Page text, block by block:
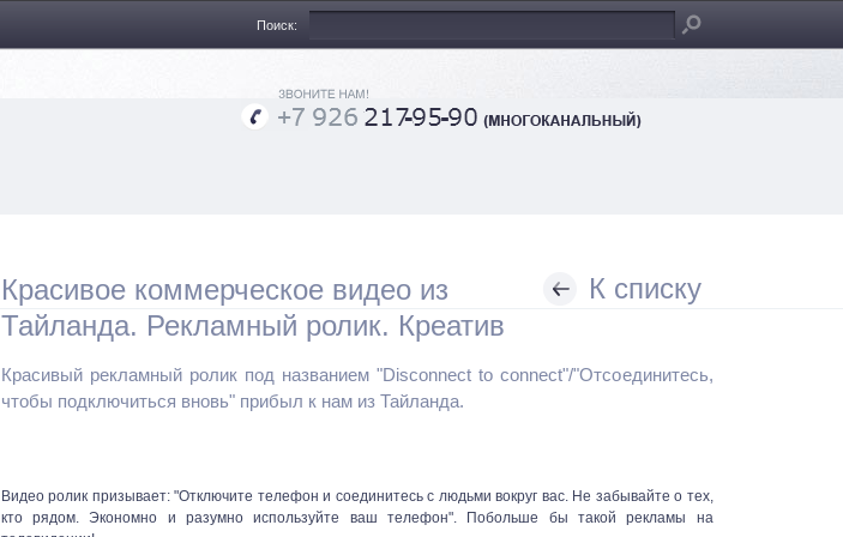
Поиск:
К списку
Красивое коммерческое видео из
Тайланда. Рекламный ролик. Креатив
Красивый рекламный ролик под названием "Disconnect to connect"/"Отсоединитесь,
чтобы подключиться вновь" прибыл к нам из Тайланда.
Видео ролик призывает: "Отключите телефон и соединитесь с людьми вокруг вас. Не забывайте о тех,
кто рядом.Экономно и разумно используйте ваш телефон". Побольше бы такой рекламы на